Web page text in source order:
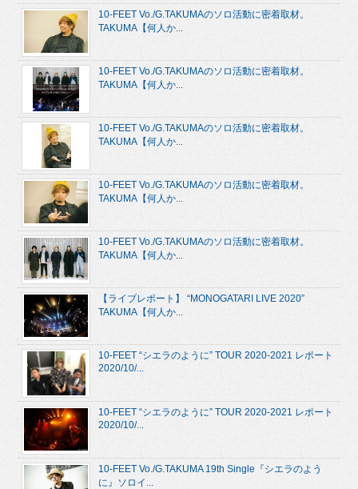
10-FEET Vo./G.TAKUMAのソロ活動に密着取材。
TAKUMA【何人か...
10-FEET Vo./G.TAKUMAのソロ活動に密着取材。
TAKUMA【何人か...
10-FEET Vo./G.TAKUMAのソロ活動に密着取材。
TAKUMA【何人か...
10-FEET Vo./G.TAKUMAのソロ活動に密着取材。
TAKUMA【何人か...
10-FEET Vo./G.TAKUMAのソロ活動に密着取材。
TAKUMA【何人か...
【ライブレポート】 “MONOGATARI LIVE 2020”
TAKUMA【何人か...
10-FEET “シエラのように” TOUR 2020-2021 レポート
2020/10/...
10-FEET “シエラのように” TOUR 2020-2021 レポート
2020/10/...
10-FEET Vo./G.TAKUMA 19th Single『シエラのよう
に』ソロイ...